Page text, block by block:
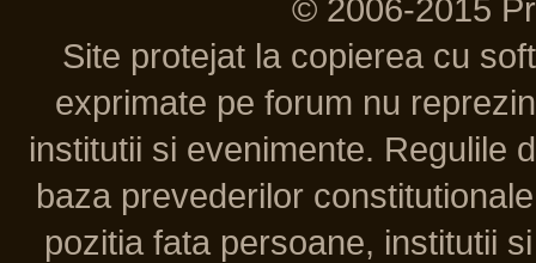
© 2006-2015
Site protejat la copierea cu
exprimate pe forum nu
institutii si evenimente. Regulile
baza prevederilor
pozitia fata persoane, institutii